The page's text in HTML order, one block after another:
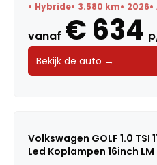
Hybride 3.580 km 2026
vanaf € 634
Bekijk de auto →
Volkswagen GOLF 1.0 TSI
Led Koplampen 16inch LM